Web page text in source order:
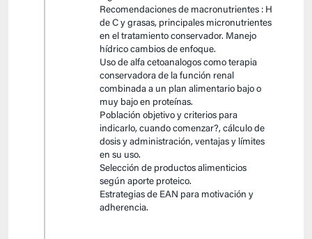
Recomendaciones de macronutrientes : H
de C y grasas, principales micronutrientes
en el tratamiento conservador. Manejo
hídrico cambios de enfoque.
Uso de alfa cetoanalogos como terapia
conservadora de la función renal
combinada a un plan alimentario bajo o
muy bajo en proteínas.
Población objetivo y criterios para
indicarlo, cuando comenzar?, cálculo de
dosis y administración, ventajas y límites
en su uso.
Selección de productos alimenticios
según aporte proteico.
Estrategias de EAN para motivación y
adherencia.